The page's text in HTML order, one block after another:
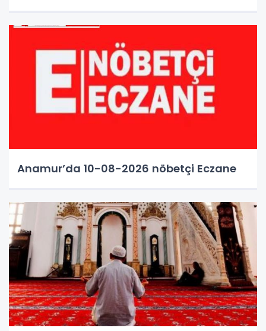
Anamur’da 10-08-2026 nöbetçi Eczane